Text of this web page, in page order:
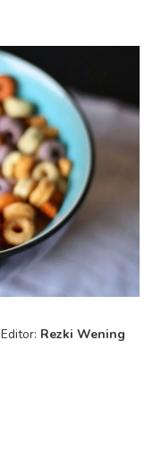
Editor: Rezki Wening